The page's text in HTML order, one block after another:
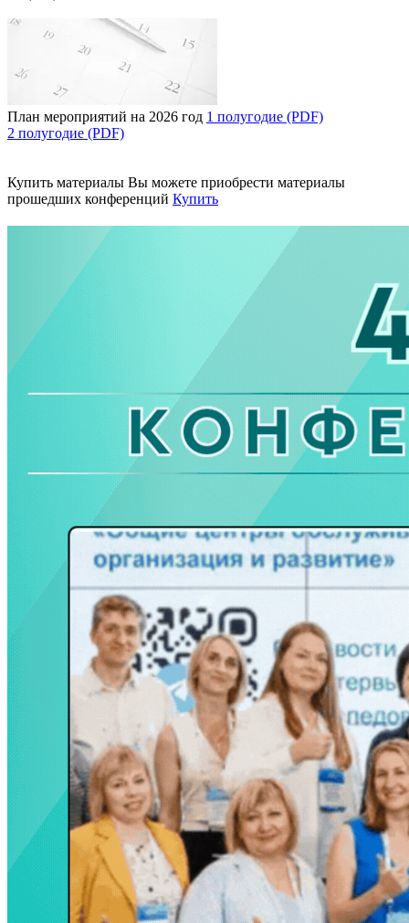
План мероприятий на 2026 год 1 полугодие (PDF)
2 полугодие (PDF)
Купить материалы Вы можете приобрести материалы
прошедших конференций Купить